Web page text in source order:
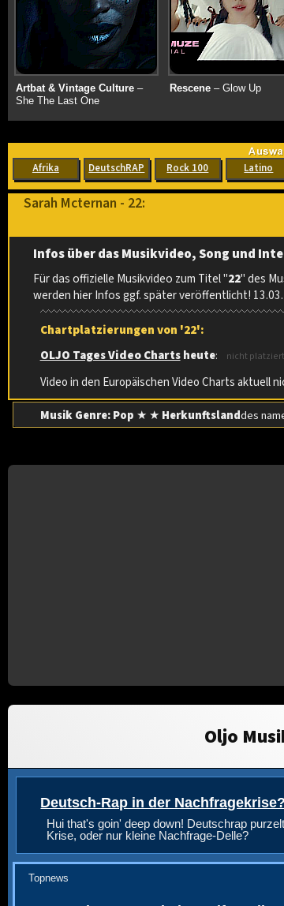
Artbat & Vintage Culture–
She The Last One
Rescene– Glow Up
Afrika DeutschRAP Rock 100 Latino
Sarah Mcternan - 22:
Infos über das Musikvideo, Song und
Für das offizielle Musikvideo zum Titel "22" des
werden hier Infos ggf. später veröffentlicht!
Chartplatzierungen von '22':
OLJO Tages Video Charts heute: nicht platziert
Video in den Europäischen Video Charts aktuell
Musik Genre: Pop ★ ★ Herkunftslanddes
Oljo
Deutsch-Rap in der Nachfragekrise?
Hui that's goin' deep down! Deutschrap
Krise, oder nur kleine Nachfrage-Delle?
Topnews